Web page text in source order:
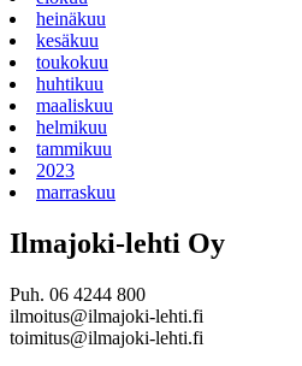
heinäkuu
kesäkuu
toukokuu
huhtikuu
maaliskuu
helmikuu
tammikuu
2023
marraskuu
Ilmajoki-lehti Oy
Puh. 06 4244 800
ilmoitus@ilmajoki-lehti.fi
toimitus@ilmajoki-lehti.fi